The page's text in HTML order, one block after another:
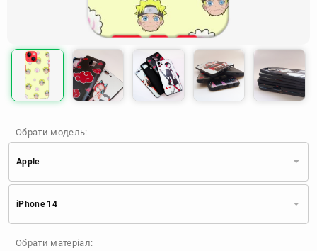
Обрати модель:
Apple
Apple
Huawei
TECNO
Google
Doogee
iPhone 14
Обрати матеріал: